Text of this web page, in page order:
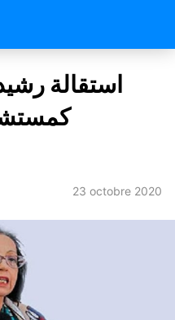
استقالة
23 octobre 2020